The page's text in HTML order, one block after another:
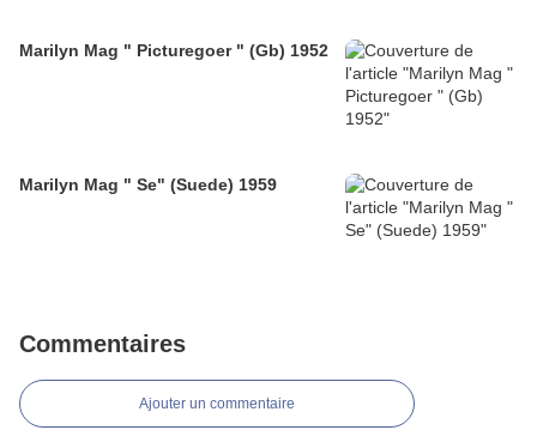
Marilyn Mag " Picturegoer " (Gb) 1952
Marilyn Mag " Se" (Suede) 1959
Commentaires
Ajouter un commentaire